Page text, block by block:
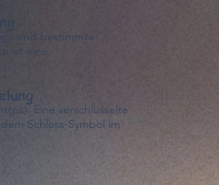
sind bestimmte
ist eine
Eine verschlüsselte
Schloss-Symbol im